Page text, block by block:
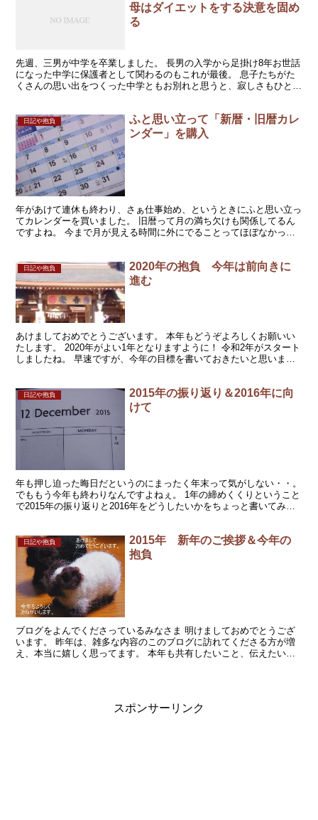
母はダイエットをする決意を固め
る
先週、三男が中学を卒業しました。 長男の入学から足掛け8年お世話
になった中学に保護者として関わるのもこれが最後。 息子たちがた
くさんの思い出をつくった中学ともお別れと思うと、寂しさもひとし
日記や抱負
ふと思い立って「新暦・旧暦カレ
ンダー」を購入
年があけて連休も終わり、さぁ仕事始め、というときにふと思い立っ
てカレンダーを買いました。 旧暦って月の満ち欠けも関係してるん
ですよね。 今まで月が見える時間に外にでることってほぼなかった
日記や抱負
2020年の抱負 今年は前向きに
進む
あけましておめでとうございます。 本年もどうぞよろしくお願いい
たします。 2020年がよい1年となりますように！ 令和2年がスタート
しましたね。 早速ですが、今年の目標を書いておきたいと思いま
日記や抱負
2015年の振り返り＆2016年に向
けて
年も押し迫った晦日だというのにまったく年末って気がしない・・。
でももう今年も終わりなんですよねぇ。 1年の締めくくりということ
で2015年の振り返りと2016年をどうしたいかをちょっと書いてみま
日記や抱負
2015年 新年のご挨拶＆今年の
抱負
ブログをよんでくださっているみなさま 明けましておめでとうござ
います。 昨年は、雑多な内容のこのブログに訪れてくださる方が増
え、本当に嬉しく思ってます。 本年も共有したいこと、伝えたいこ
スポンサーリンク